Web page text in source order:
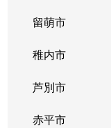
留萌市
稚内市
芦別市
赤平市